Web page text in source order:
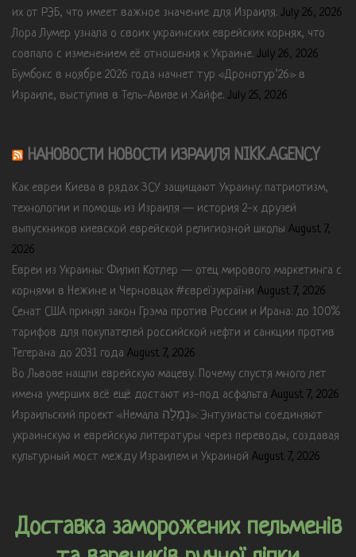
их от РЭБ, что имеет важное значение для Израиля. July 26, 2026
Лора Лумер узнала о своих украинских еврейских корнях, что
совпало с изменением её отношения к Украине. July 26, 2026
Бумбокс в ноябре 2026 года начнет тур «Дронотур’26» в
Израиле, выступив в Тель-Авиве и Хайфе. July 25, 2026
НАНОВОСТИ НОВОСТИ ИЗРАИЛЯ NIKK.AGENCY
Как евреи Киева в рядах ЗСУ защищают Украину: патриотизм,
технологии и помощь из Израиля — история 2-х друзей
выпускников киевской еврейской религиозной школы August 7,
2026
Евреи из Украины: Филип Котлер — отец мирового маркетинга с
корнями в Нежине и Черновцах #євреїзукраїни August 7, 2026
Сенат США принял закон Грэма против России и Ирана: до 100%
тарифов для покупателей российской нефти и санкции против
Тегерана до 2031 года August 7, 2026
Во Львове нашли еврейскую мацеву. Почему спустя много лет
имена умерших всё ещё достают из-под асфальта August 7, 2026
Израильский проект «Немала נְמָלָה»: Энтузиасты соединяют
украинскую и еврейскую литературы через переводы, создавая
культурный мост между Израилем и Украиной August 7, 2026
Доставка заморожених пельменів